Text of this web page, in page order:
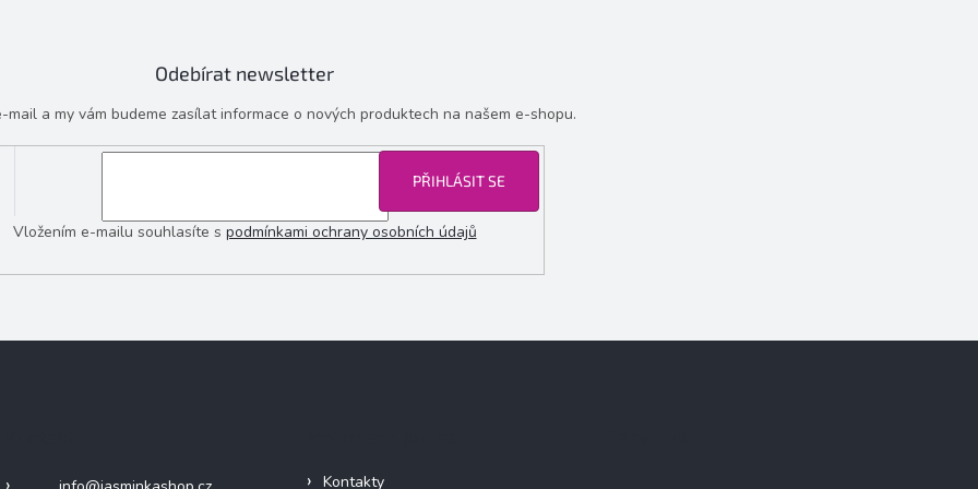
Odebírat newsletter
mail a my vám budeme zasílat informace o nových produktech na našem e-shopu.
Vložením e-mailu souhlasíte s podmínkami ochrany osobních údajů
PŘIHLÁSIT SE
Kontakty